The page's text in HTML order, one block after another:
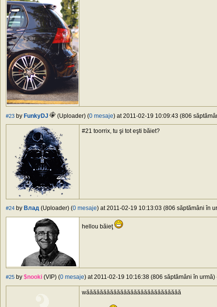
#23 by FunkyDJ (Uploader) (0 mesaje) at 2011-02-19 10:09:43 (806
#21 toorrix, tu şi tot eşti băiet?
#24 by Влад (Uploader) (0 mesaje) at 2011-02-19 10:13:03 (806 săptămâni în
hellou băieţ
#25 by $nooki (VIP) (0 mesaje) at 2011-02-19 10:16:38 (806 săptămâni în urmă)
wăăăăăăăăăăăăăăăăăăăăăăăăăăăă